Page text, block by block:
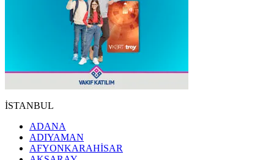
İSTANBUL
ADANA
ADIYAMAN
AFYONKARAHİSAR